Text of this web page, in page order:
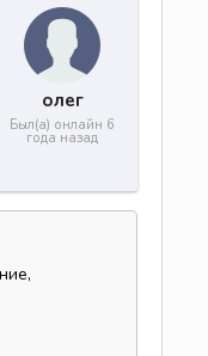
олег
Был(а) онлайн 6
года назад